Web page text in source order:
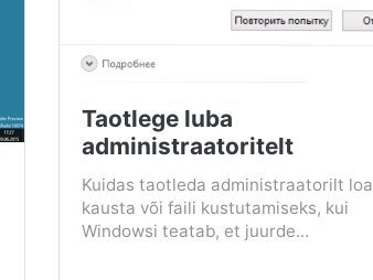
Taotlege luba
administraatoritelt
Kuidas taotleda administraatorilt loa
kausta või faili kustutamiseks, kui
Windowsi teatab, et juurde...